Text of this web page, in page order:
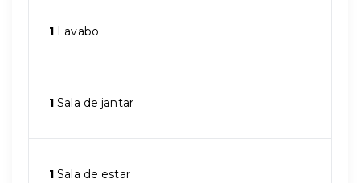
1 Lavabo
1 Sala de jantar
1 Sala de estar